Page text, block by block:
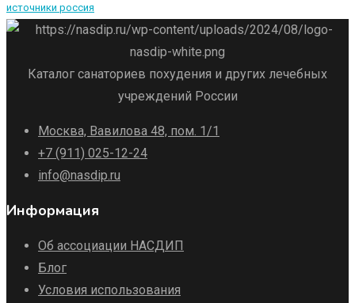
источники россия
Каталог санаториев похудения и других лечебных
учреждений России
Москва, Вавилова 48, пом. 1/1
+7 (911) 025-12-24
info@nasdip.ru
Информация
Об ассоциации НАСДИП
Блог
Условия использования